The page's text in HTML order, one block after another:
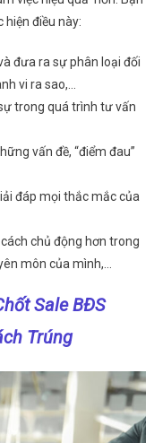
điều này:
đưa ra sự phân loại đối
vi ra sao,…
trong quá trình tư vấn
vấn đề, “điểm đau”
đáp mọi thắc mắc của
chủ động hơn trong
môn của mình,…
Sale BĐS
Trúng